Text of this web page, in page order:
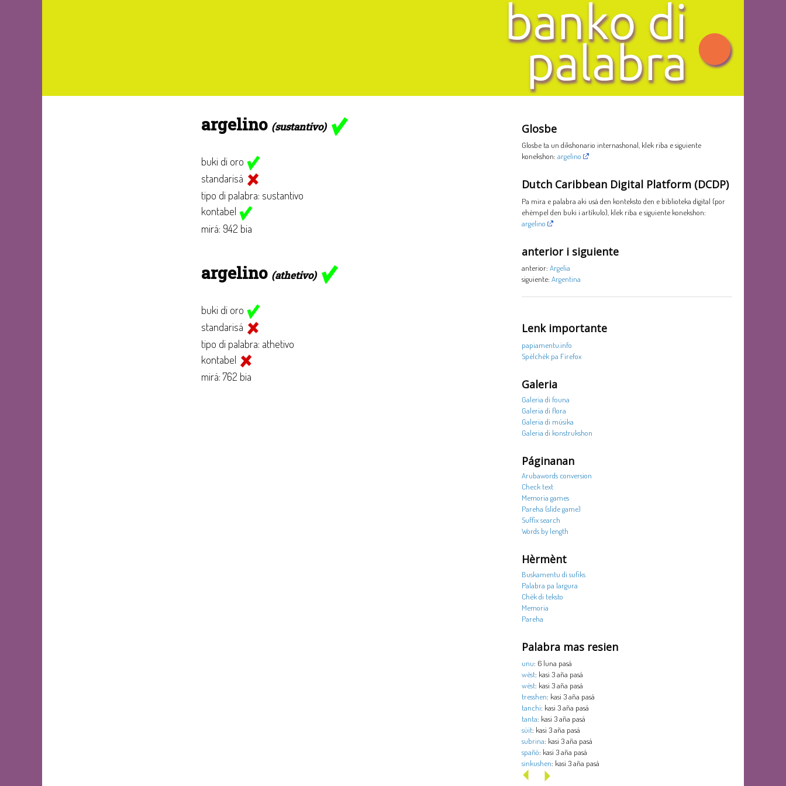
argelino (sustantivo)
buki di oro
standarisá
tipo di palabra: sustantivo
kontabel
mirá: 942 bia
argelino (athetivo)
buki di oro
standarisá
tipo di palabra: athetivo
kontabel
mirá: 762 bia
Glosbe
Glosbe ta un dikshonario internashonal, klek riba e siguiente
konekshon: argelino
Dutch Caribbean Digital Platform (DCDP)
Pa mira e palabra aki usá den konteksto den e biblioteka digital (por
ehèmpel den buki i artíkulo), klek riba e siguiente konekshon:
argelino
anterior i siguiente
anterior: Argelia
siguiente: Argentina
Lenk importante
papiamentu.info
Spèlchèk pa Firefox
Galeria
Galeria di founa
Galeria di flora
Galeria di músika
Galeria di konstrukshon
Páginanan
Arubawords conversion
Check text
Memoria games
Pareha (slide game)
Suffix search
Words by length
Hèrmènt
Buskamentu di sufiks
Palabra pa largura
Chèk di teksto
Memoria
Pareha
Palabra mas resien
unu: 6 luna pasá
wèst: kasi 3 aña pasá
wèst: kasi 3 aña pasá
tresshen: kasi 3 aña pasá
tanchi: kasi 3 aña pasá
tanta: kasi 3 aña pasá
sùit: kasi 3 aña pasá
subrina: kasi 3 aña pasá
spañó: kasi 3 aña pasá
sinkushen: kasi 3 aña pasá